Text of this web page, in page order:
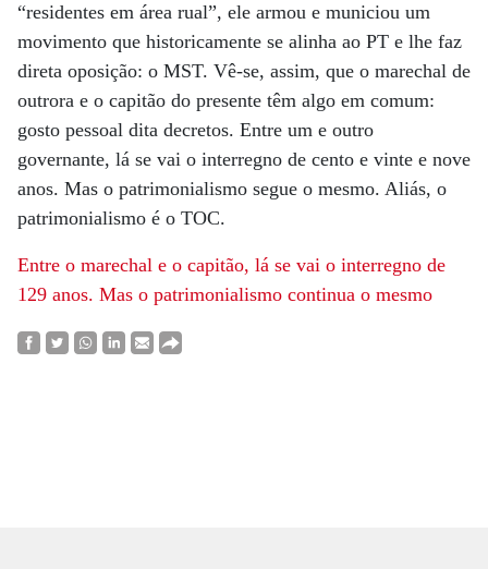
“residentes em área rual”, ele armou e municiou um
movimento que historicamente se alinha ao PT e lhe faz
direta oposição: o MST. Vê-se, assim, que o marechal de
outrora e o capitão do presente têm algo em comum:
gosto pessoal dita decretos. Entre um e outro
governante, lá se vai o interregno de cento e vinte e nove
anos. Mas o patrimonialismo segue o mesmo. Aliás, o
patrimonialismo é o TOC.
Entre o marechal e o capitão, lá se vai o interregno de
129 anos. Mas o patrimonialismo continua o mesmo